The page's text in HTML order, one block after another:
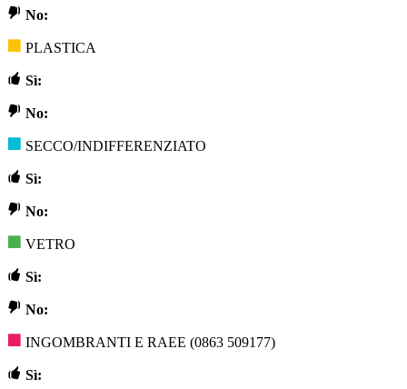
No:
PLASTICA
Sì:
No:
SECCO/INDIFFERENZIATO
Sì:
No:
VETRO
Sì:
No:
INGOMBRANTI E RAEE (0863 509177)
Sì: